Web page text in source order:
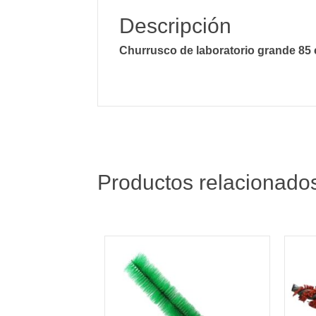
Descripción
Churrusco de laboratorio grande 85
Productos